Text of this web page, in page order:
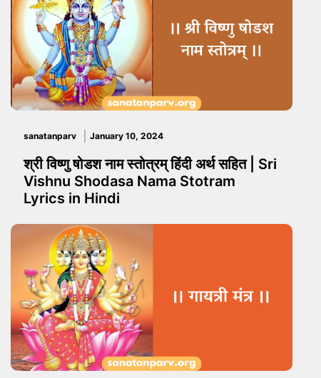
sanatanparv January 10, 2024
श्री विष्णु षोडश नाम स्तोत्रम् हिंदी अर्थ सहित | Sri
Vishnu Shodasa Nama Stotram
Lyrics in Hindi